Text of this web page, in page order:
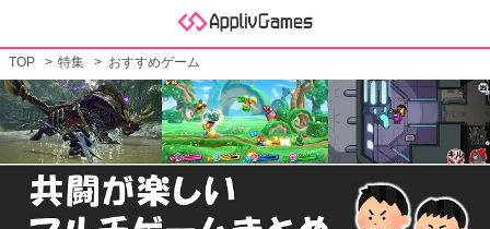
TOP 特集 おすすめゲーム